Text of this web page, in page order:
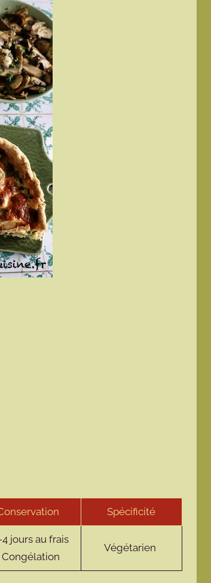
Spécificité
4 jours au frais
Congélation
Végétarien